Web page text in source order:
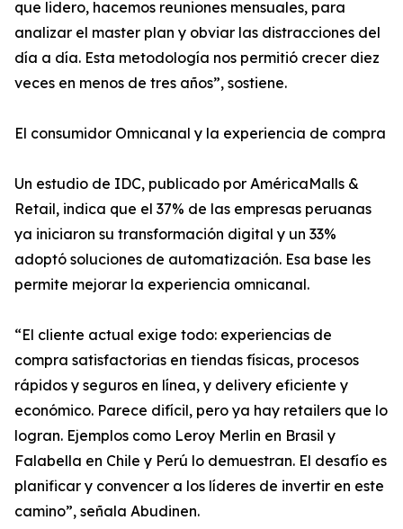
que lidero, hacemos reuniones mensuales, para
analizar el master plan y obviar las distracciones del
día a día. Esta metodología nos permitió crecer diez
veces en menos de tres años”, sostiene.
El consumidor Omnicanal y la experiencia de compra
Un estudio de IDC, publicado por AméricaMalls &
Retail, indica que el 37% de las empresas peruanas
ya iniciaron su transformación digital y un 33%
adoptó soluciones de automatización. Esa base les
permite mejorar la experiencia omnicanal.
“El cliente actual exige todo: experiencias de
compra satisfactorias en tiendas físicas, procesos
rápidos y seguros en línea, y delivery eficiente y
económico. Parece difícil, pero ya hay retailers que lo
logran. Ejemplos como Leroy Merlin en Brasil y
Falabella en Chile y Perú lo demuestran. El desafío es
planificar y convencer a los líderes de invertir en este
camino”, señala Abudinen.